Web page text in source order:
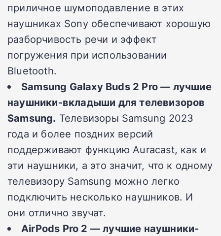
приличное шумоподавление в этих
наушниках Sony обеспечивают хорошую
разборчивость речи и эффект
погружения при использовании
Bluetooth.
Samsung Galaxy Buds 2 Pro — лучшие
наушники-вкладыши для телевизоров
Samsung. Телевизоры Samsung 2023
года и более поздних версий
поддерживают функцию Auracast, как и
эти наушники, а это значит, что к одному
телевизору Samsung можно легко
подключить несколько наушников. И
они отлично звучат.
AirPods Pro 2 — лучшие наушники-